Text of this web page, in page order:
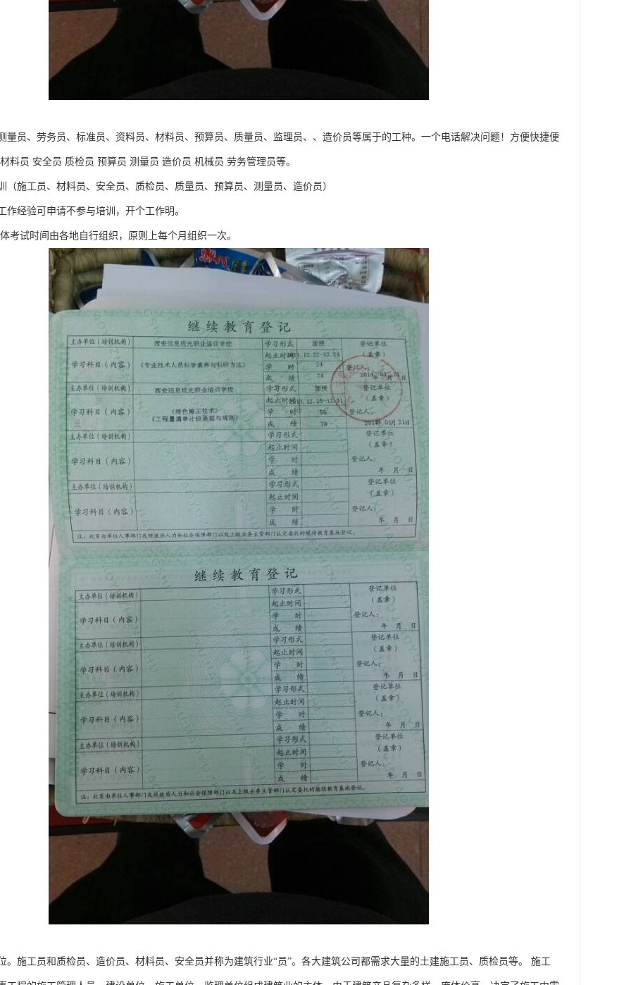
量员、劳务员、标准员、资料员、材料员、预算员、质量员、监理员、、造价员等属于的工种。一个电话解决问题！方便快捷便
料员 安全员 质检员 预算员 测量员 造价员 机械员 劳务管理员等。
（施工员、材料员、安全员、质检员、质量员、预算员、测量员、造价员）
作经验可申请不参与培训，开个工作明。
考试时间由各地自行组织，原则上每个月组织一次。
。施工员和质检员、造价员、材料员、安全员并称为建筑行业“员”。各大建筑公司都需求大量的土建施工员、质检员等。 施工